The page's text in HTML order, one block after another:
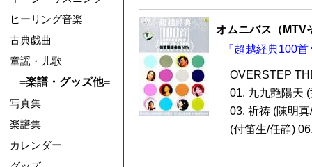
ヒーリング音楽
古典戯曲
童謡・儿歌
=楽譜・グッズ他=
写真集
楽譜集
カレンダー
オムニバス（MTV
『超越経典100
OVERSTEP
01. 九九艶陽天
03. 祈祷 (陳明
(付笛生/任静)